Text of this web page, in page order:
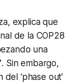
explica que
de la COP28
una
. Sin embargo,
‘phase out’